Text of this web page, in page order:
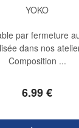
YOKO
6.99€
par fermeture
dans nos
Composition ...